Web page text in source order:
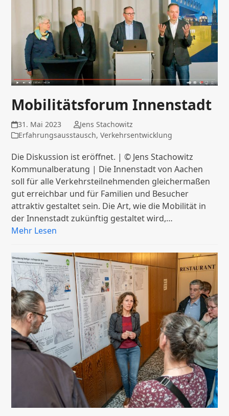
Mobilitätsforum Innenstadt
31. Mai 2023
Jens Stachowitz
Erfahrungsausstausch,Verkehrsentwicklung
Die Diskussion ist eröffnet. | © Jens Stachowitz
Kommunalberatung | Die Innenstadt von Aachen
soll für alle Verkehrsteilnehmenden gleichermaßen
gut erreichbar und für Familien und Besucher
attraktiv gestaltet sein. Die Art, wie die Mobilität in
der Innenstadt zukünftig gestaltet wird,…
Mehr Lesen